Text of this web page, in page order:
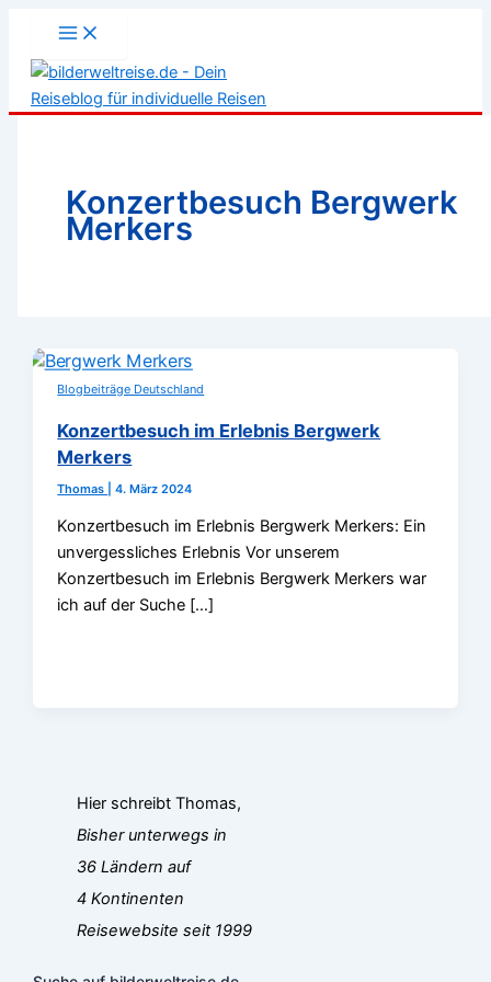
springen
Konzertbesuch Bergwerk
Merkers
Blogbeiträge Deutschland
Konzertbesuch im Erlebnis Bergwerk
Merkers
Thomas |4. März 2024
Konzertbesuch im Erlebnis Bergwerk Merkers: Ein
unvergessliches Erlebnis Vor unserem
Konzertbesuch im Erlebnis Bergwerk Merkers war
ich auf der Suche […]
Hier schreibt Thomas,
Bisher unterwegs in
36 Ländern auf
4 Kontinenten
Reisewebsite seit 1999